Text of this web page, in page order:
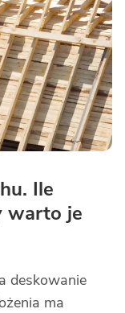
Ile
warto je
deskowanie
ma